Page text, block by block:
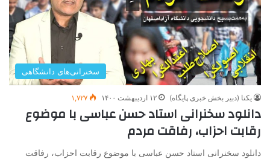
سخنرانی‌های دانشگاهی
یکتا (دبیر بخش خبری پایگاه) ۱۲ اردیبهشت ۱۴۰۰ ۱,۷۲۷
دانلود سخنرانی استاد حسن عباسی با موضوع
رقابت احزاب، رفاقت مردم
دانلود سخنرانی استاد حسن عباسی با موضوع رقابت احزاب، رفاقت